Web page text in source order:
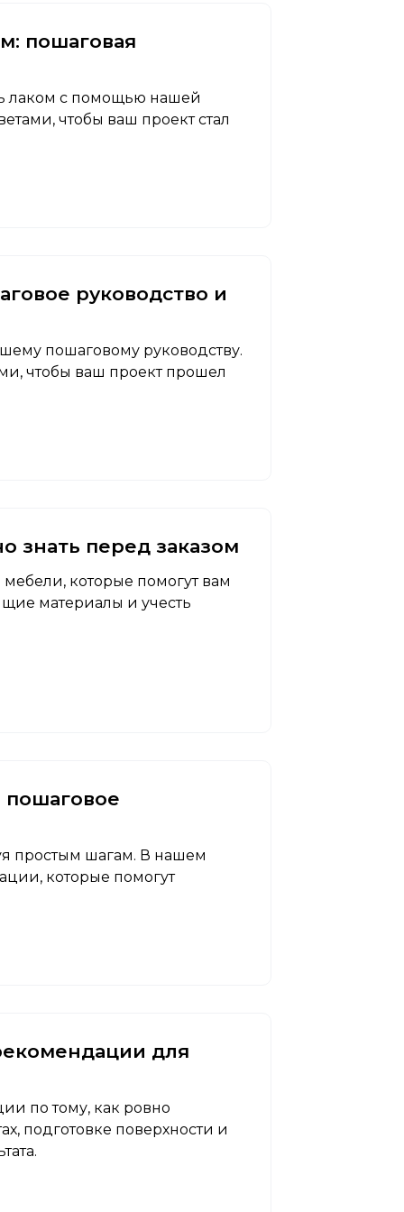
пошаговая
лаком с помощью нашей
чтобы ваш проект стал
руководство и
пошаговому руководству.
чтобы ваш проект прошел
знать перед заказом
которые помогут вам
материалы и учесть
пошаговое
простым шагам. В нашем
которые помогут
для
по тому, как ровно
подготовке поверхности и